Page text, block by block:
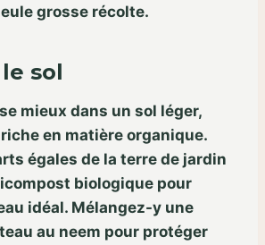
grosse récolte.
sol
mieux dans un sol léger,
en matière organique.
égales de la terre de jardin
biologique pour
idéal. Mélangez-y une
au neem pour protéger